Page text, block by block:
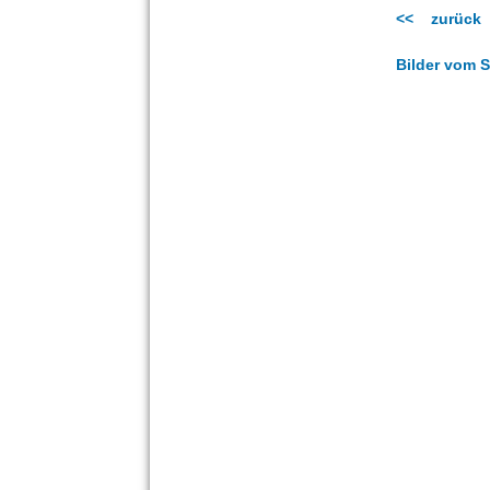
<< zurück
Bilder vom